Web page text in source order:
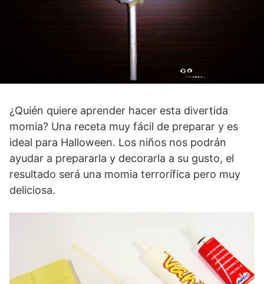
¿Quién quiere aprender hacer esta divertida
momia? Una receta muy fácil de preparar y es
ideal para Halloween. Los niños nos podrán
ayudar a prepararla y decorarla a su gusto, el
resultado será una momia terrorífica pero muy
deliciosa.